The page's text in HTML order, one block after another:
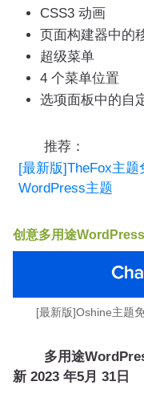
CSS3 动画
页面构建器中的
超级菜单
4 个菜单位置
选项面板中的自
推荐：
[最新版]TheFox主
WordPress主题
创意多用途
[最新版]Oshine主题
多用途
新 2023 年5月 31日